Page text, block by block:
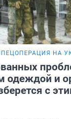
НА
одеждой и
с